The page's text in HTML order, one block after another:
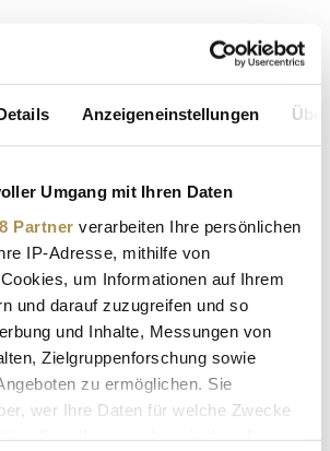
Anzeigeneinstellungen
Umgang mit Ihren Daten
Partner verarbeiten Ihre persönlichen
IP-Adresse, mithilfe von
um Informationen auf Ihrem
und darauf zuzugreifen und so
und Inhalte, Messungen von
Zielgruppenforschung sowie
zu ermöglichen. Sie
wer Ihre Daten für welche Zwecke